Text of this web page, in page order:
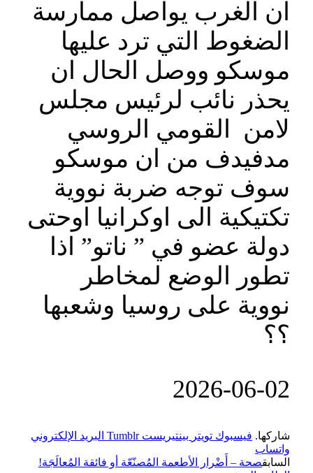
ان الغرب يواصل ممارسة
الضغوط التي ترد عليها
موسكو ووصل الحال ان
يحذر نائب لرئيس مجلس
لامن القومي الروسي
مدفيدف من ان موسكو
سوف توجه ضربة نووية
تكتيكية الى اوكرانيا اوحتى
دولة عضو في ” ناتو” اذا
تطور الوضع لمخاطر
نووية على روسيا وشعبها
؟؟
‎2026-‎06-‎02
شاركها. فيسبوك تويتر بينتيريست Tumblr البريد الإلكتروني
واتساب
السابقصحة – أَضْرار الأطعمة المُصنّعّة أو فائقة المُعالَجَة!